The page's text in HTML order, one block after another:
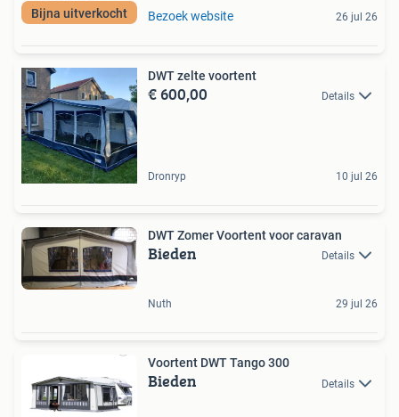
Bijna uitverkocht Bezoek website 26 jul 26
DWT zelte voortent
€ 600,00 Details
Dronryp 10 jul 26
DWT Zomer Voortent voor caravan
Bieden Details
Nuth 29 jul 26
Voortent DWT Tango 300
Bieden Details